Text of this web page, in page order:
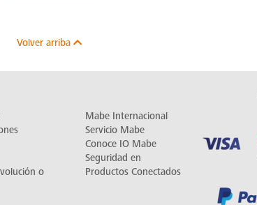
Volver arriba
o
Mabe Internacional
Servicio Mabe
Conoce IO Mabe
Seguridad en
Productos Conectados